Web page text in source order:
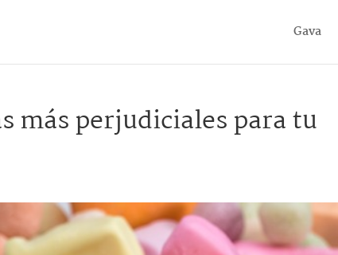
Gava
más perjudiciales para tu